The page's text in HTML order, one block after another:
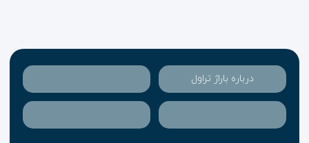
درباره باراژ تراول